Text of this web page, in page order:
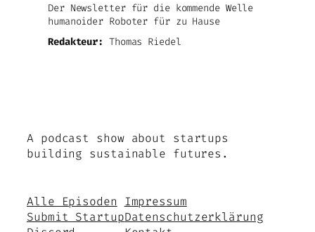
Der Newsletter für die kommende Welle
humanoider Roboter für zu Hause
Redakteur: Thomas Riedel
A podcast show about startups
building sustainable futures.
Alle Episoden
Submit Startup
Impressum
Datenschutzerklärung